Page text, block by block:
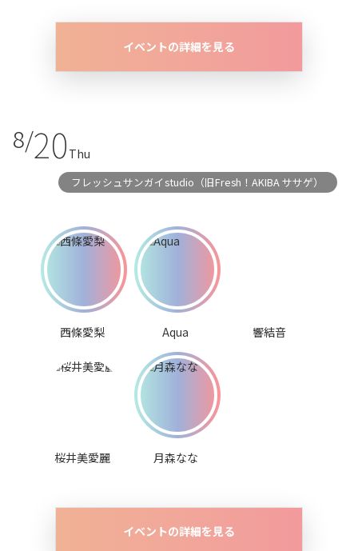
イベントの詳細を見る
8/20 Thu
フレッシュサンガイstudio（旧Fresh！AKIBA ササゲ）
西條愛梨 Aqua 響結音
桜井美愛麗 月森なな
イベントの詳細を見る